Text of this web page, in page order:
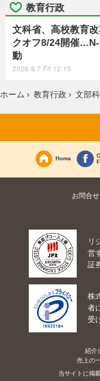
教育行政
文科省、高校教育
クオフ8/24開催…N-
動
2026.8.7 Fri 12:15
ホーム › 教育行政 › 文部
Home
お問合せ
リ
営
証
株
者
受
紹介
売上の
当サイトに掲